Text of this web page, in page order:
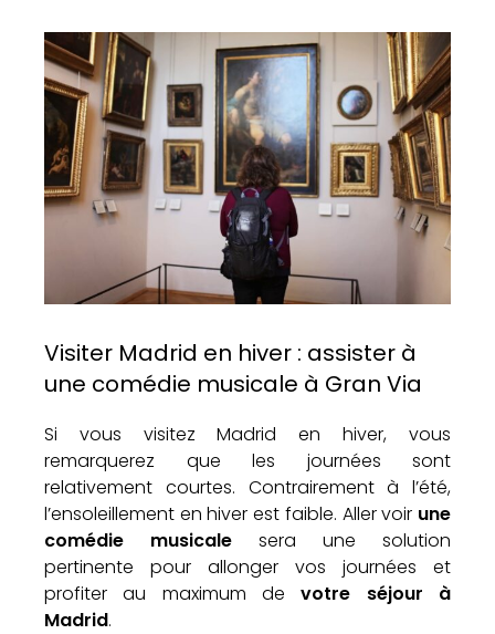
Visiter Madrid en hiver : assister à
une comédie musicale à Gran Via
Si vous visitez Madrid en hiver, vous
remarquerez que les journées sont
relativement courtes. Contrairement à l’été,
l’ensoleillement en hiver est faible. Aller voir une
comédie musicale sera une solution
pertinente pour allonger vos journées et
profiter au maximum devotre séjour à
Madrid.